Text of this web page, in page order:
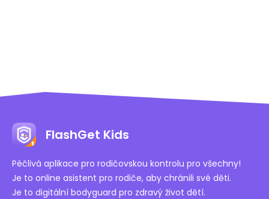
FlashGet Kids
Péčlivá aplikace pro rodičovskou kontrolu pro všechny!
Je to online asistent pro rodiče, aby chránili své děti.
Je to digitální bodyguard pro zdravý život dětí.